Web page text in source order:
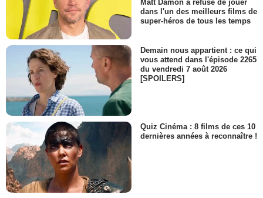
Matt Damon a refusé de jouer
dans l'un des meilleurs films de
super-héros de tous les temps
Demain nous appartient : ce qui
vous attend dans l'épisode 2265
du vendredi 7 août 2026
[SPOILERS]
Quiz Cinéma : 8 films de ces 10
dernières années à reconnaître !